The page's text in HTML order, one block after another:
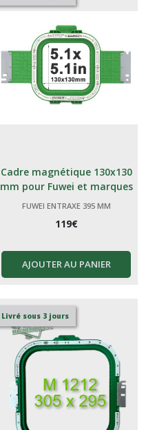
Cadre magnétique 130x130
mm pour Fuwei et marques
génériques Chinoises 395
FUWEI ENTRAXE 395 MM
119€
AJOUTER AU PANIER
Livré sous 3 jours